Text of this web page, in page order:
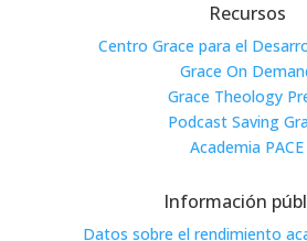
Recursos
Centro Grace para el
Grace On
Grace Theology
Podcast Saving
Academia PACE
Información
Datos sobre el rendimiento